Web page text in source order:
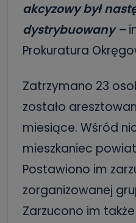
akcyzowy był
dystrybuowany –
Prokuratura
Zatrzymano 23
zostało
miesiące. Wśród
mieszkaniec
Postawiono im
zorganizowanej
Zarzucono im